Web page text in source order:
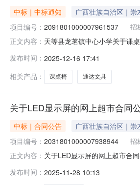
中标｜中标通知 广西壮族自治区｜崇
项目编号： 2091801000007961537 招
正文内容： 天等县龙茗镇中心小学关于课
话:13788368539采购计划信
发布时间： 2025-12-16 17:41
相关产品：
课桌椅 通达文具
关于LED显示屏的网上超市合同
中标｜合同公告 广西壮族自治区｜崇
项目编号： 2031801000007938944 招
正文内容： 关于LED显示屏的网上超市合
佳彩亮/CAILIANGD2.0平方分
发布时间： 2025-11-28 10:13